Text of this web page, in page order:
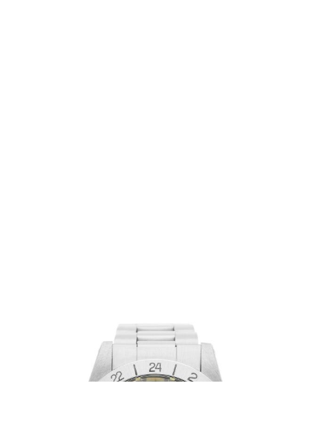
Edelstahl 1981 Original Papiere LC100